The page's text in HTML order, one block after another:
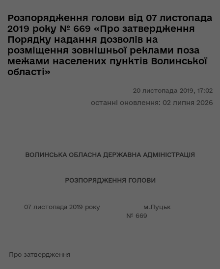
20 листопада 2019, 17:02
останні оновлення: 02 липня 2026
Розпорядження голови від 07 листопада
2019 року № 669 «Про затвердження
Порядку надання дозволів на
розміщення зовнішньої реклами поза
межами населених пунктів Волинської
області»
ВОЛИНСЬКА ОБЛАСНА ДЕРЖАВНА АДМІНІСТРАЦІЯ
РОЗПОРЯДЖЕННЯ ГОЛОВИ
07 листопада 2019 року м.Луцьк
№ 669
Про затвердження